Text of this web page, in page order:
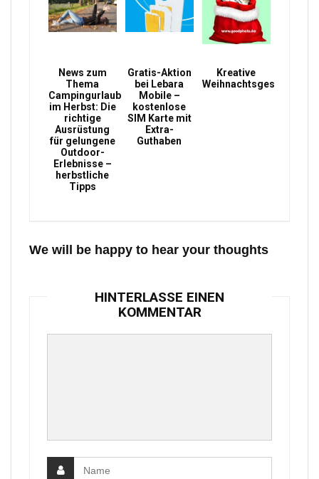
News zum
Thema
Campingurlaub
im Herbst: Die
richtige
Ausrüstung
für gelungene
Outdoor-
Erlebnisse –
herbstliche
Tipps
Gratis-Aktion
bei Lebara
Mobile –
kostenlose
SIM Karte mit
Extra-
Guthaben
Kreative
Weihnachtsgeschenke
We will be happy to hear your thoughts
HINTERLASSE EINEN
KOMMENTAR